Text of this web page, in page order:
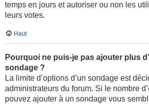
temps en jours et autoriser ou non les
leurs votes.
Haut
Pourquoi ne puis-je pas ajouter plus
sondage ?
La limite d’options d’un sondage est
administrateurs du forum. Si le nombre
pouvez ajouter à un sondage vous